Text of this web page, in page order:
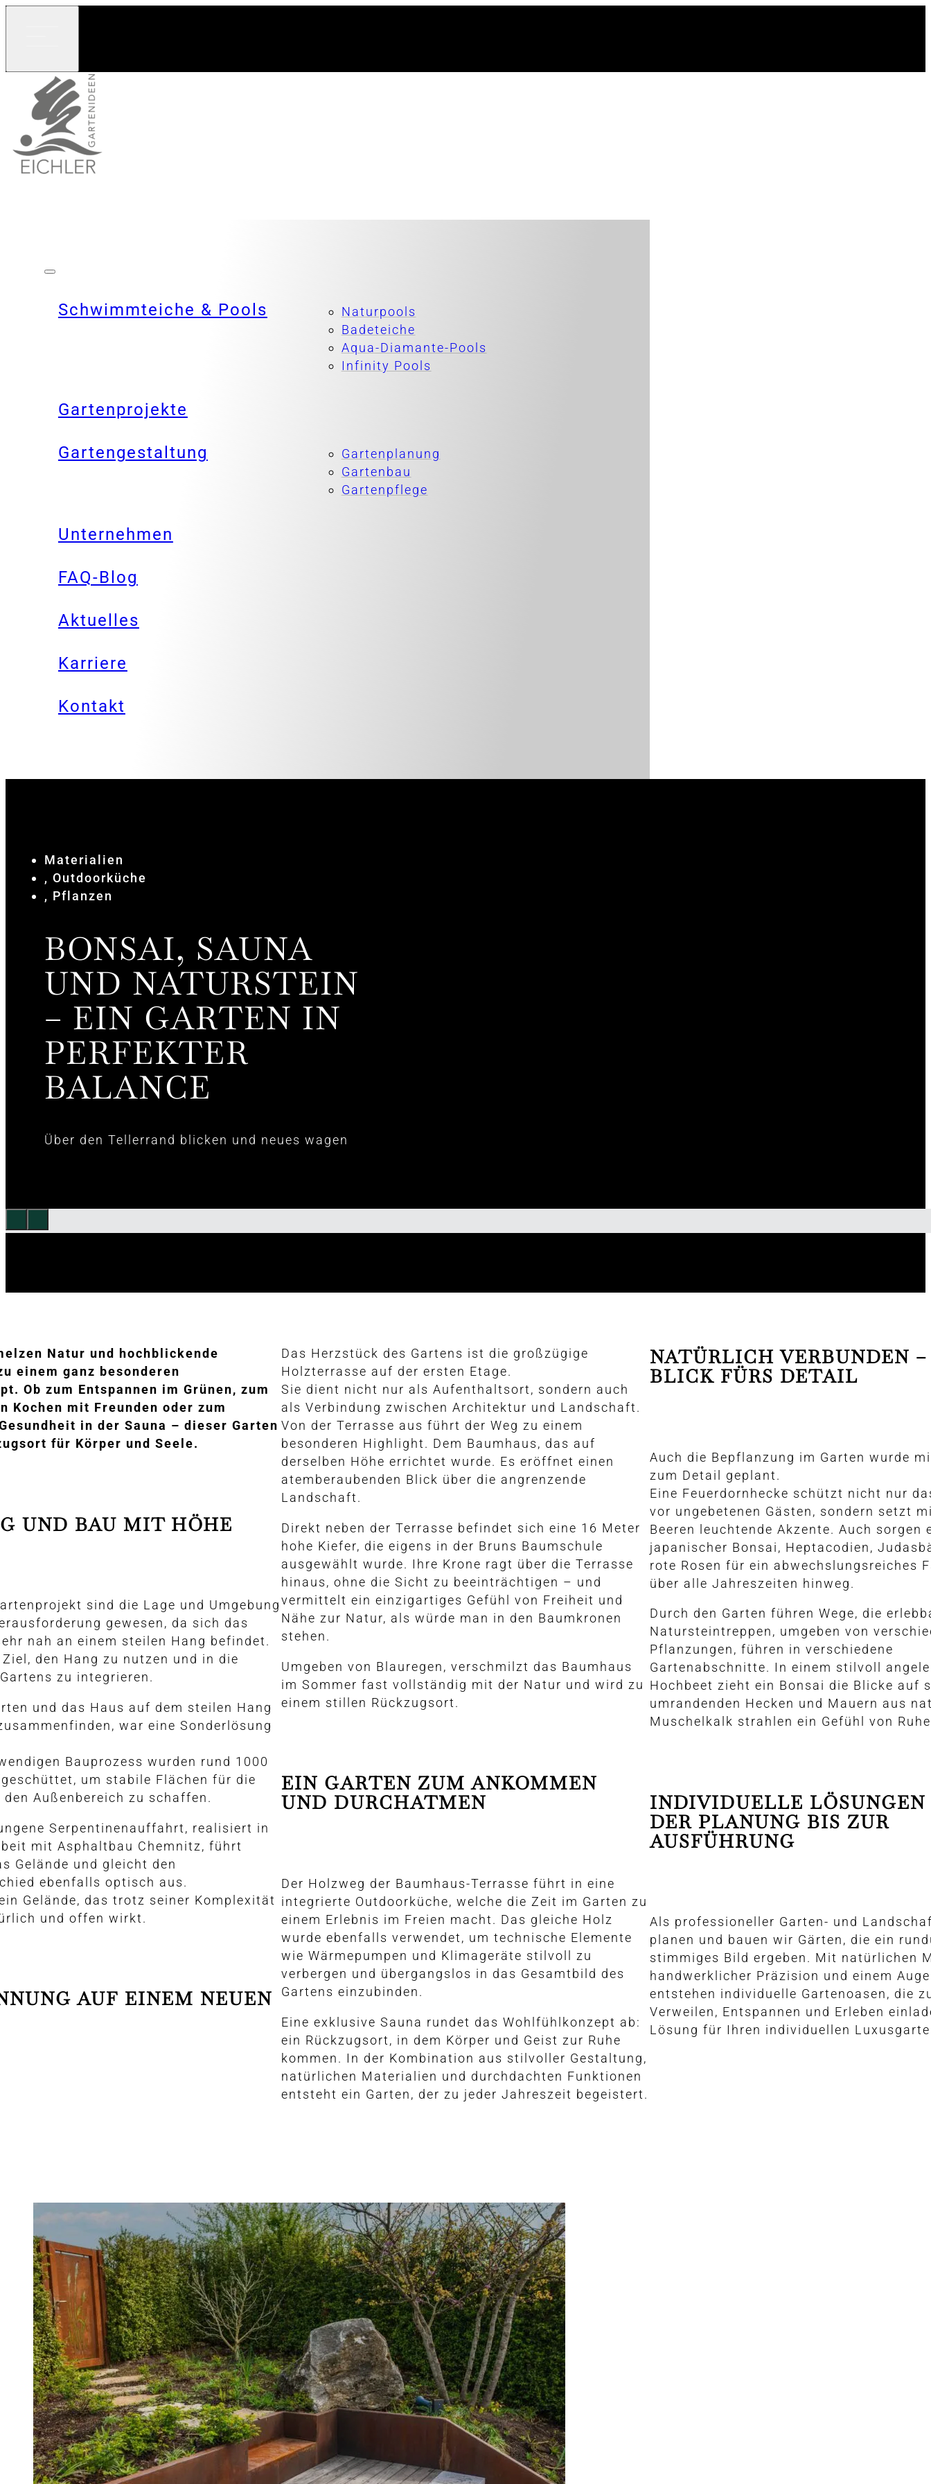
Schwimmteiche & Pools
Naturpools
Badeteiche
Aqua-Diamante-Pools
Infinity Pools
Gartenprojekte
Gartengestaltung
Gartenplanung
Gartenbau
Gartenpflege
Unternehmen
FAQ-Blog
Aktuelles
Karriere
Kontakt
Materialien
, Outdoorküche
, Pflanzen
BONSAI, SAUNA
UND NATURSTEIN
– EIN GARTEN IN
PERFEKTER
BALANCE
Über den Tellerrand blicken und neues wagen
Natur und hochblickende
einem ganz besonderen
Ob zum Entspannen im Grünen, zum
Kochen mit Freunden oder zum
in der Sauna – dieser Garten
für Körper und Seele.
UND BAU MIT HÖHE
sind die Lage und Umgebung
gewesen, da sich das
nah an einem steilen Hang befindet.
den Hang zu nutzen und in die
zu integrieren.
und das Haus auf dem steilen Hang
war eine Sonderlösung
Bauprozess wurden rund 1000
um stabile Flächen für die
den Außenbereich zu schaffen.
Serpentinenauffahrt, realisiert in
mit Asphaltbau Chemnitz, führt
Gelände und gleicht den
ebenfalls optisch aus.
Gelände, das trotz seiner Komplexität
und offen wirkt.
AUF EINEM NEUEN
Das Herzstück des Gartens ist die großzügige
Holzterrasse auf der ersten Etage.
Sie dient nicht nur als Aufenthaltsort, sondern auch
als Verbindung zwischen Architektur und Landschaft.
Von der Terrasse aus führt der Weg zu einem
besonderen Highlight. Dem Baumhaus, das auf
derselben Höhe errichtet wurde. Es eröffnet einen
atemberaubenden Blick über die angrenzende
Landschaft.
Direkt neben der Terrasse befindet sich eine 16 Meter
hohe Kiefer, die eigens in der Bruns Baumschule
ausgewählt wurde. Ihre Krone ragt über die Terrasse
hinaus, ohne die Sicht zu beeinträchtigen – und
vermittelt ein einzigartiges Gefühl von Freiheit und
Nähe zur Natur, als würde man in den Baumkronen
stehen.
Umgeben von Blauregen, verschmilzt das Baumhaus
im Sommer fast vollständig mit der Natur und wird zu
einem stillen Rückzugsort.
EIN GARTEN ZUM ANKOMMEN
UND DURCHATMEN
Der Holzweg der Baumhaus-Terrasse führt in eine
integrierte Outdoorküche, welche die Zeit im Garten zu
einem Erlebnis im Freien macht. Das gleiche Holz
wurde ebenfalls verwendet, um technische Elemente
wie Wärmepumpen und Klimageräte stilvoll zu
verbergen und übergangslos in das Gesamtbild des
Gartens einzubinden.
Eine exklusive Sauna rundet das Wohlfühlkonzept ab:
ein Rückzugsort, in dem Körper und Geist zur Ruhe
kommen. In der Kombination aus stilvoller Gestaltung,
natürlichen Materialien und durchdachten Funktionen
entsteht ein Garten, der zu jeder Jahreszeit begeistert.
NATÜRLICH VERBUNDEN
BLICK FÜRS DETAIL
Auch die Bepflanzung im Garten wurde
zum Detail geplant.
Eine Feuerdornhecke schützt nicht nur
vor ungebetenen Gästen, sondern setzt
Beeren leuchtende Akzente. Auch sorgen
japanischer Bonsai, Heptacodien,
rote Rosen für ein abwechslungsreiches
über alle Jahreszeiten hinweg.
Durch den Garten führen Wege, die
Natursteintreppen, umgeben von
Pflanzungen, führen in verschiedene
Gartenabschnitte. In einem stilvoll
Hochbeet zieht ein Bonsai die Blicke auf
umrandenden Hecken und Mauern aus
Muschelkalk strahlen ein Gefühl von
INDIVIDUELLE LÖSUNGEN
DER PLANUNG BIS ZUR
AUSFÜHRUNG
Als professioneller Garten- und
planen und bauen wir Gärten, die ein
stimmiges Bild ergeben. Mit natürlichen
handwerklicher Präzision und einem
entstehen individuelle Gartenoasen, die
Verweilen, Entspannen und Erleben
Lösung für Ihren individuellen